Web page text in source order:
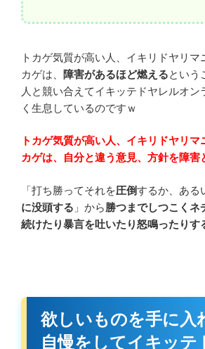
トカゲ気質が高い人、イキリドヤリマ
カゲは、
障害があるほど燃えるという
人と競い合えてイキッテドヤレルオン
く生息しているのですｗ
トカゲ気質が高い人、イキリドヤリマ
カゲは、自分と違う意見、方針を障害
「打ち勝ってそれを圧倒するか、ある
に没頭する 」から勝つまでしつこくネ
続けたり暴言を吐いたり怒鳴ったりす
欲しいものを手に入
自慢をしてイキッテ